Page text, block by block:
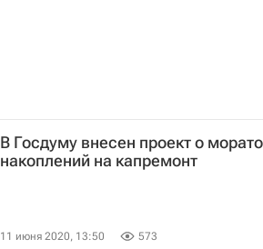
В Госдуму внесен проект о
накоплений на капремонт
11 июня 2020, 13:50 573